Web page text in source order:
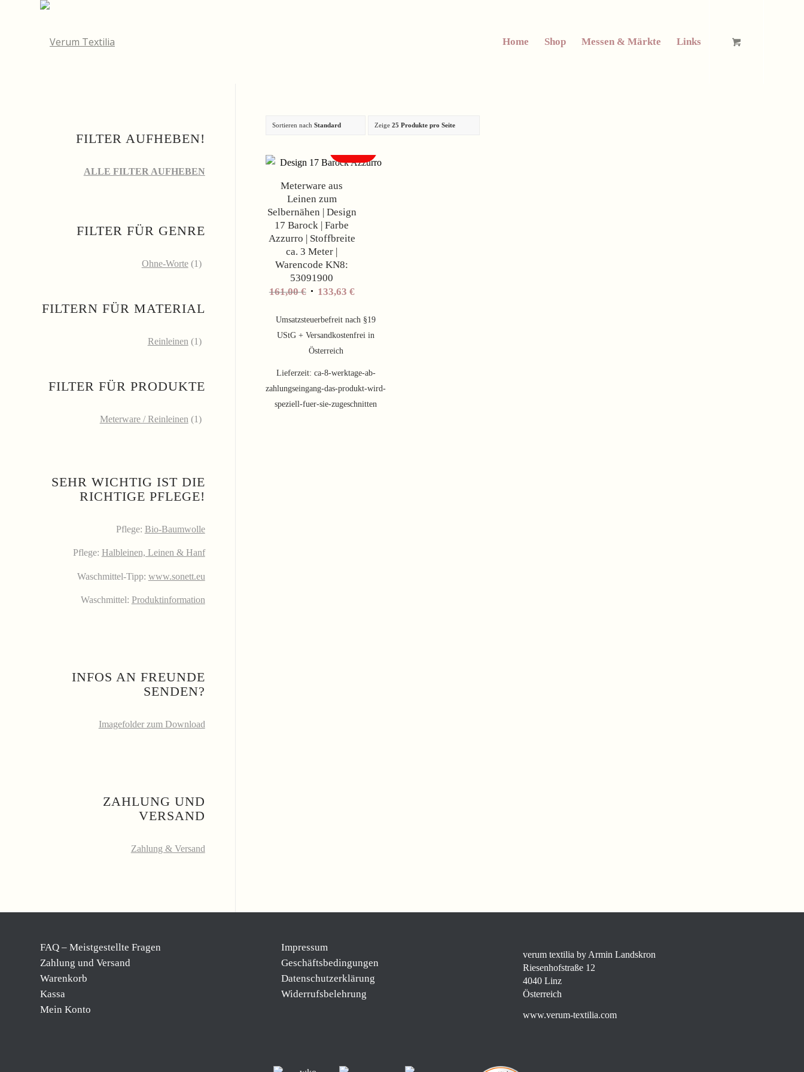
Home Shop Messen & Märkte Links
Sortieren nach Standard Zeige 25 Produkte pro Seite
Meterware aus
Leinen zum
Selbernähen | Design
17 Barock | Farbe
Azzurro | Stoffbreite
ca. 3 Meter |
Warencode KN8:
53091900
161,00€ Ursprünglicher
war:
161,00 €
133,63 €Aktueller
ist:
133,63 €.
Umsatzsteuerbefreit nach §19
UStG + Versandkostenfrei in
Österreich
Lieferzeit: ca-8-werktage-ab-
zahlungseingang-das-produkt-wird-
speziell-fuer-sie-zugeschnitten
FILTER AUFHEBEN!
ALLE FILTER AUFHEBEN
FILTER FÜR GENRE
Ohne-Worte (1)
FILTERN FÜR MATERIAL
Reinleinen (1)
FILTER FÜR PRODUKTE
Meterware / Reinleinen (1)
SEHR WICHTIG IST DIE
RICHTIGE PFLEGE!
Pflege: Bio-Baumwolle
Pflege: Halbleinen, Leinen & Hanf
Waschmittel-Tipp: www.sonett.eu
Waschmittel: Produktinformation
INFOS AN FREUNDE
SENDEN?
Imagefolder zum Download
ZAHLUNG UND
VERSAND
Zahlung & Versand
FAQ – Meistgestellte Fragen
Zahlung und Versand
Warenkorb
Kassa
Mein Konto
Impressum
Geschäftsbedingungen
Datenschutzerklärung
Widerrufsbelehrung
verum textilia by Armin Landskron
Riesenhofstraße 12
4040 Linz
Österreich
www.verum-textilia.com